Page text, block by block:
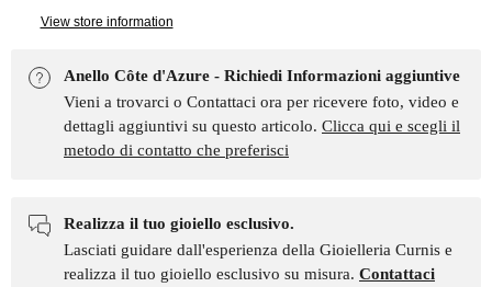
View store information
Anello Côte d'Azure - Richiedi Informazioni aggiuntive
Vieni a trovarci o Contattaci ora per ricevere foto, video e
dettagli aggiuntivi su questo articolo. Clicca qui e scegli il
metodo di contatto che preferisci
Realizza il tuo gioiello esclusivo.
Lasciati guidare dall'esperienza della Gioielleria Curnis e
realizza il tuo gioiello esclusivo su misura. Contattaci